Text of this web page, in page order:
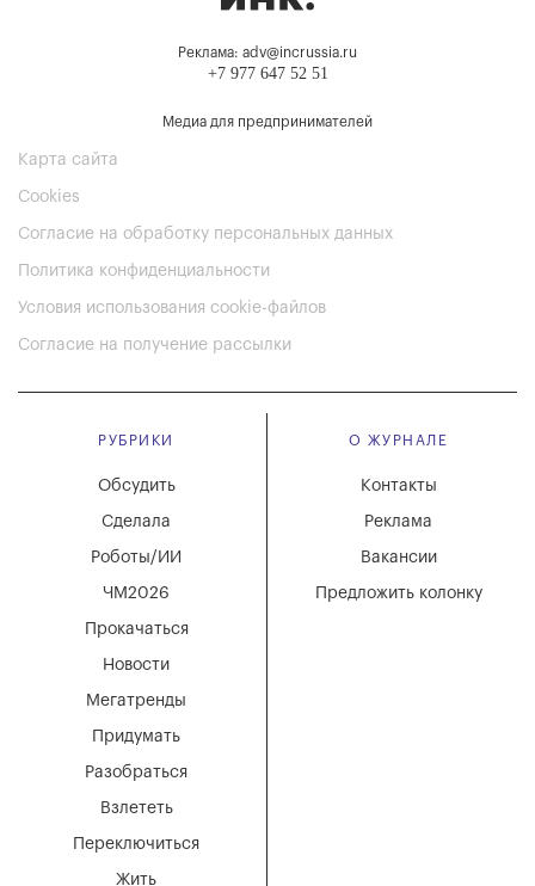
Реклама: adv@incrussia.ru
+7 977 647 52 51
Медиа для предпринимателей
Карта сайта
Cookies
Согласие на обработку персональных данных
Политика конфиденциальности
Условия использования cookie-файлов
Согласие на получение рассылки
РУБРИКИ
Мегатренды
Придумать
Разобраться
Взлететь
Новости
Переключиться
Жить
Обсудить
Сделала
Роботы/ИИ
ЧМ2026
Прокачаться
О ЖУРНАЛЕ
Вакансии
Реклама
Контакты
Предложить колонку